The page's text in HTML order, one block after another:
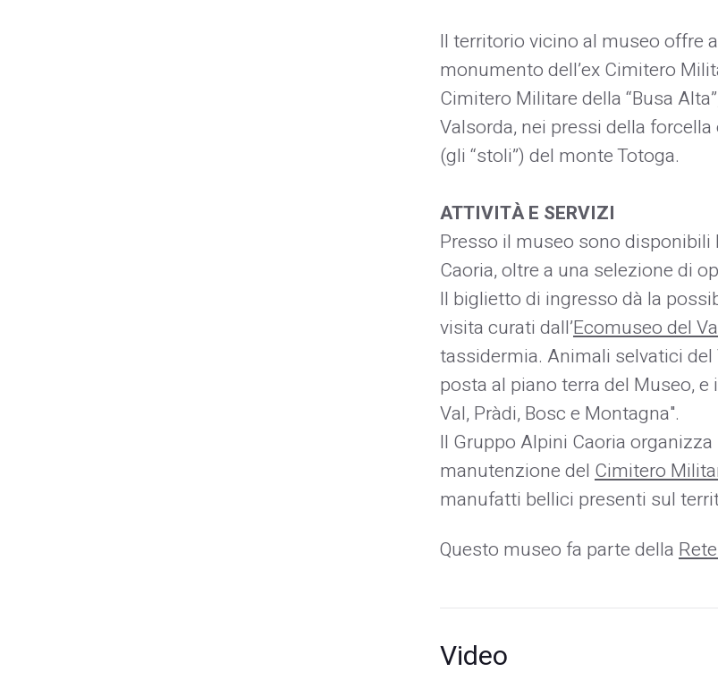
Il territorio vicino al museo offre
monumento dell’ex Cimitero
Cimitero Militare della “Busa
Valsorda, nei pressi della
(gli “stoli”) del monte Totoga.
ATTIVITÀ E SERVIZI
Presso il museo sono
Caoria, oltre a una selezione di
Il biglietto di ingresso dà la
visita curati dall’Ecomuseo del
tassidermia. Animali selvatici
posta al piano terra del Museo,
Val, Pràdi, Bosc e Montagna".
Il Gruppo Alpini Caoria
manutenzione del Cimitero
manufatti bellici presenti sul
Questo museo fa parte della
Video